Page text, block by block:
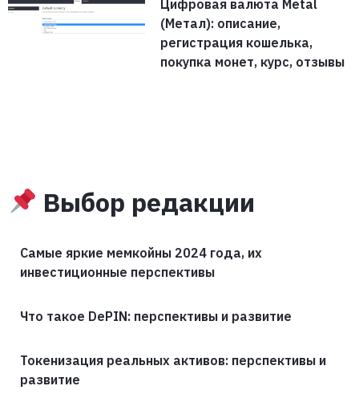
Цифровая валюта Metal
(Метал): описание,
регистрация кошелька,
покупка монет, курс, отзывы
Выбор редакции
Самые яркие мемкойны 2024 года, их
инвестиционные перспективы
Что такое DePIN: перспективы и развитие
Токенизация реальных активов: перспективы и
развитие